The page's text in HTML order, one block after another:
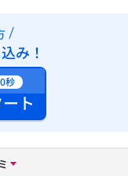
み！
秒
ト